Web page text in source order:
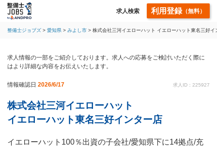
求人検索 利用登録（無料）
整備士ジョブズ 愛知県 みよし市 株式会社三河イエローハット イエローハット東名三好
求人情報の一部をご紹介しております。求人への応募をご検討いただく際に
はより詳細な内容をお伝えいたします。
情報確認日 2026/6/17 求人ID：225927
株式会社三河イエローハット
イエローハット東名三好インター店
イエローハット100％出資の子会社/愛知県下に14拠点/充